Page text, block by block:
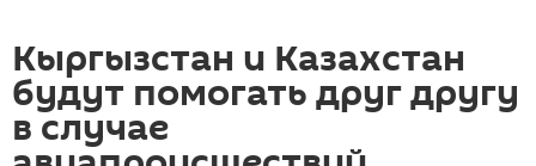
Кыргызстан и Казахстан
будут помогать друг другу
в случае